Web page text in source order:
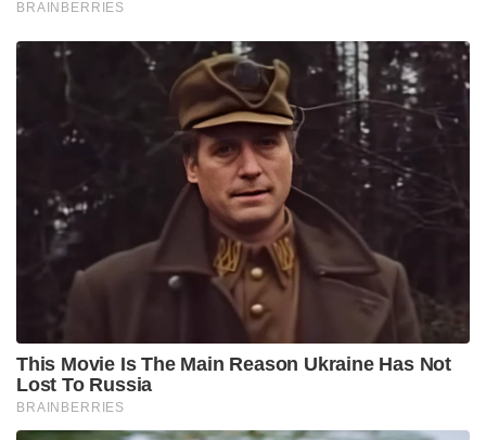
ബാധിക്കുന്ന ഒരു അസാധാരണ ന്യൂറോളജിക്കൽ
ഉത്തരം നൽകിയത്. സമാനമായ ലക്ഷണങ്ങളുള്ള
കുട്ടികളുടെ മാതാപിതാക്കൾക്കായുള്ള ഒരു
ഫേസ്ബുക്ക് ഗ്രൂപ്പിനെ കുറിച്ചും ചാറ്റ്ജിപിറ്റി
അലക്സിന്റെ അമ്മയ്ക്ക് വിവരം നൽകി.
ഈ ഫേസ്ബുക്ക് ഗ്രൂപ്പിൽ ജോയിൻ ചെയ്ത കോട്നി
ഇത് അസുഖമുള്ള ഏതാനും കുട്ടികളുടെ
മാതാപിതാക്കളുമായി മകന്റെ പ്രശ്നങ്ങളെ കുറിച്ച്
സംസാരിച്ചു. ഈ മാതാപിതാക്കളുടെ കുട്ടികളും
അനുഭവിച്ചിരുന്നത് ഏതാണ്ട് ഇതേ ലക്ഷണങ്ങൾ
ആയിരുന്നു. ഒടുവിൽ ഇവർ തന്നെ മികച്ച ഒരു
ന്യൂറോസർജനെ കുറിച്ച് കോട്നിക്ക് വിവരം നൽകി.
ഒടുവിൽ ഈ ന്യൂറോസർജന്റെ ചികിത്സയിൽ
അലക്സിന് നട്ടെല്ലിന് ഒരു ശസ്ത്രക്രിയ